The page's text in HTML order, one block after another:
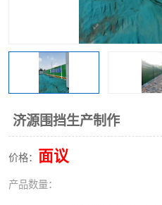
济源围挡生产制作
价格： 面议
产品数量：